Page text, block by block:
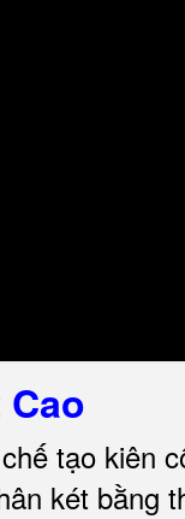
tạo kiên
két bằng